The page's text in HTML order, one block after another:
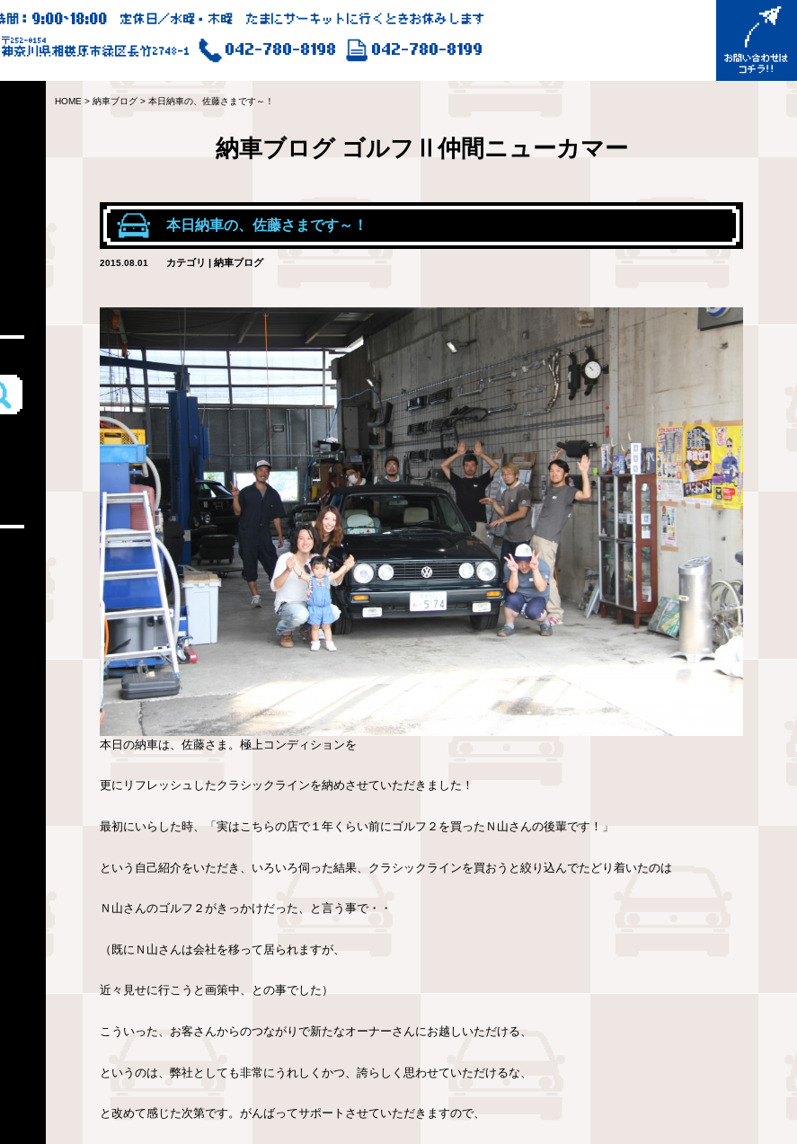
間：9:00~18:00 定休日／水曜・木曜 たまにサーキットに行くときお休みします
〒252-0154
神奈川県相模原市緑区長竹2748-1 042-780-8198 042-780-8199
HOME > 納車ブログ > 本日納車の、佐藤さまです～！
納車ブログ ゴルフⅡ仲間ニューカマー
本日納車の、佐藤さまです～！
2015.08.01 カテゴリ | 納車ブログ
本日の納車は、佐藤さま。極上コンディションを
更にリフレッシュしたクラシックラインを納めさせていただきました！
最初にいらした時、「実はこちらの店で１年くらい前にゴルフ２を買ったＮ山さんの後輩です！」
という自己紹介をいただき、いろいろ伺った結果、クラシックラインを買おうと絞り込んでたどり着いたのは
Ｎ山さんのゴルフ２がきっかけだった、と言う事で・・
（既にＮ山さんは会社を移って居られますが、
近々見せに行こうと画策中、との事でした）
こういった、お客さんからのつながりで新たなオーナーさんにお越しいただける、
というのは、弊社としても非常にうれしくかつ、誇らしく思わせていただけるな、
と改めて感じた次第です。がんばってサポートさせていただきますので、